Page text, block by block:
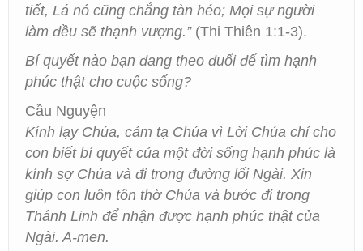
tiết, Lá nó cũng chẳng tàn héo; Mọi sự người
làm đều sẽ thạnh vượng.”(Thi Thiên 1:1-3).
Bí quyết nào bạn đang theo đuổi để tìm hạnh
phúc thật cho cuộc sống?
Cầu Nguyện
Kính lạy Chúa, cảm tạ Chúa vì Lời Chúa chỉ cho
con biết bí quyết của một đời sống hạnh phúc là
kính sợ Chúa và đi trong đường lối Ngài. Xin
giúp con luôn tôn thờ Chúa và bước đi trong
Thánh Linh để nhận được hạnh phúc thật của
Ngài. A-men.